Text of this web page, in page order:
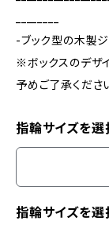
-ブック型の木製ジ
※ボックスのデザ
予めご了承くださ
指輪サイズを選
指輪サイズを選